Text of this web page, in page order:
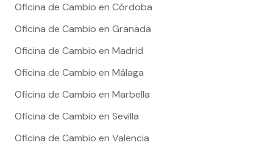
Oficina de Cambio en Córdoba
Oficina de Cambio en Granada
Oficina de Cambio en Madrid
Oficina de Cambio en Málaga
Oficina de Cambio en Marbella
Oficina de Cambio en Sevilla
Oficina de Cambio en Valencia